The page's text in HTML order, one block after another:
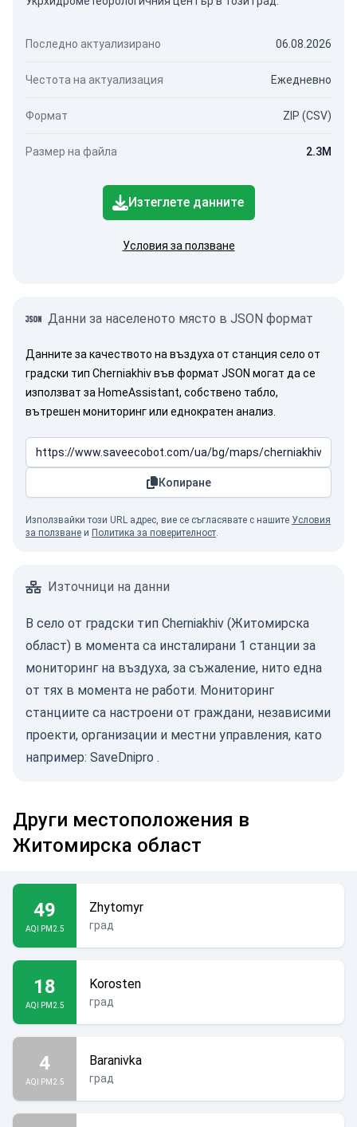
Последно актуализирано 06.08.2026
Честота на актуализация Ежедневно
Формат ZIP (CSV)
Размер на файла 2.3M
Изтеглете данните
Условия за ползване
Данни за населеното място в JSON формат
Данните за качеството на въздуха от станция село от
градски тип Cherniakhiv във формат JSON могат да се
използват за HomeAssistant, собствено табло,
вътрешен мониторинг или еднократен анализ.
Копиране
Използвайки този URL адрес, вие се съгласявате с нашите Условия
за ползване и Политика за поверителност.
Източници на данни
В село от градски тип Cherniakhiv (Житомирска
област) в момента са инсталирани 1 станции за
мониторинг на въздуха, за съжаление, нито една
от тях в момента не работи. Мониторинг
станциите са настроени от граждани, независими
проекти, организации и местни управления, като
например: SaveDnipro .
Други местоположения в
Житомирска област
49
AQI PM2.5
Zhytomyr
град
18
AQI PM2.5
Korosten
град
4
AQI PM2.5
Baranivka
град